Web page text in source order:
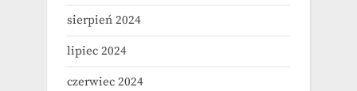
sierpień 2024
lipiec 2024
czerwiec 2024